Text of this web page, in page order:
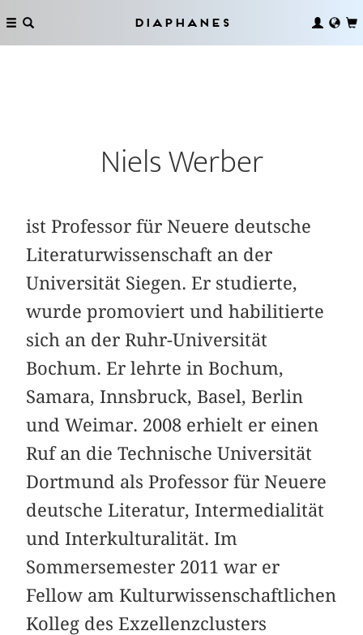
Diaphanes
Niels Werber
ist Professor für Neuere deutsche
Literaturwissenschaft an der
Universität Siegen. Er studierte,
wurde promoviert und habilitierte
sich an der Ruhr-Universität
Bochum. Er lehrte in Bochum,
Samara, Innsbruck, Basel, Berlin
und Weimar. 2008 erhielt er einen
Ruf an die Technische Universität
Dortmund als Professor für Neuere
deutsche Literatur, Intermedialität
und Interkulturalität. Im
Sommersemester 2011 war er
Fellow am Kulturwissenschaftlichen
Kolleg des Exzellenzclusters